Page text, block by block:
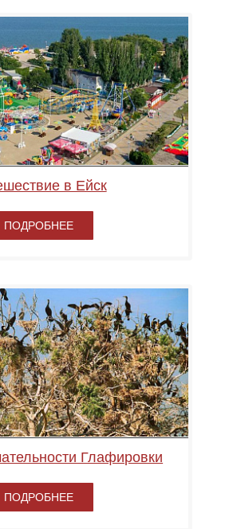
в Ейск
ПОДРОБНЕЕ
Глафировки
ПОДРОБНЕЕ